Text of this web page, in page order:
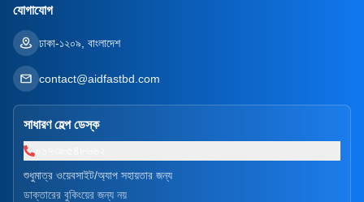
যোগাযোগ
ঢাকা-১২০৯, বাংলাদেশ
contact@aidfastbd.com
সাধারণ হেল্প ডেস্ক
শুধুমাত্র ওয়েবসাইট/অ্যাপ সহায়তার জন্য
ডাক্তারের বুকিংয়ের জন্য নয়